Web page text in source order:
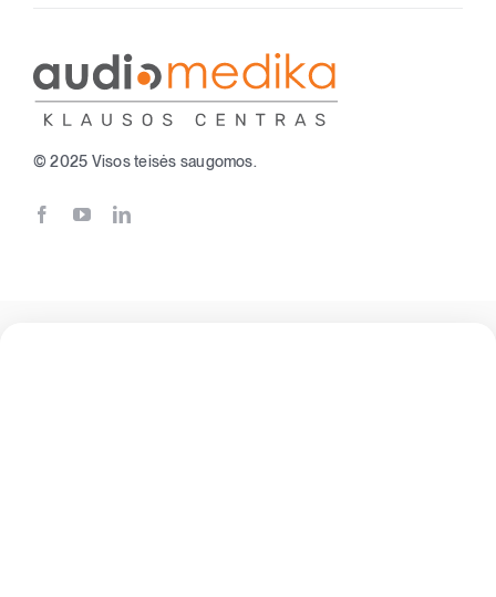
© 2025 Visos teisės saugomos.